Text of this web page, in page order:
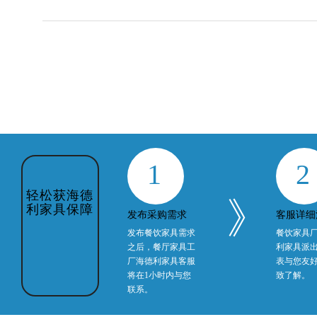
1
发布采购需求
发布餐饮家具需求
之后，餐厅家具工
厂海德利家具客服
将在1小时内与您
联系。
》
2
客服详
餐饮家具
利家具派
表与您友
致了解。